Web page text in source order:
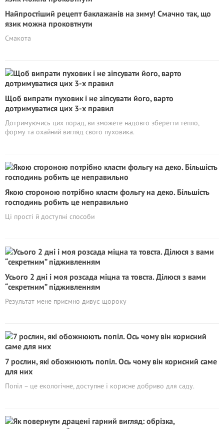
Найпростіший рецепт баклажанів на зиму! Смачно так, що
язик можна проковтнути
Смакота
Щоб випрати пуховик і не зіпсувати його, варто
дотримуватися цих 3-х правил
Дотримуючись цих порад, ви зможете надовго зберегти тепло,
форму та охайний вигляд свого пуховика.
Якою стороною потрібно класти фольгу на деко. Більшість
господинь робить це неправильно
Ці прості й доступні способи
Усього 2 дні і моя розсада міцна та товста. Ділюся з вами
“секретним” підживленням
Результат мене приємно дивує щороку
7 рослин, які обожнюють попіл. Ось чому він корисний саме
для них
Попіл – це екологічне, доступне і корисне добриво для саду.